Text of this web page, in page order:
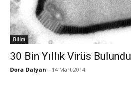
Bilim
30 Bin Yıllık Virüs Bulundu
Dora Dalyan - 14 Mart 2014